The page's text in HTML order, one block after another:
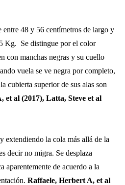
entre 48 y 56 centímetros de largo y
Kg. Se distingue por el color
con manchas negras y su cuello
vuela se ve negra por completo,
cubierta superior de sus alas son
et al (2017), Latta, Steve et al
extendiendo la cola más allá de la
decir no migra. Se desplaza
aparentemente de acuerdo a la
Raffaele, Herbert A, et al